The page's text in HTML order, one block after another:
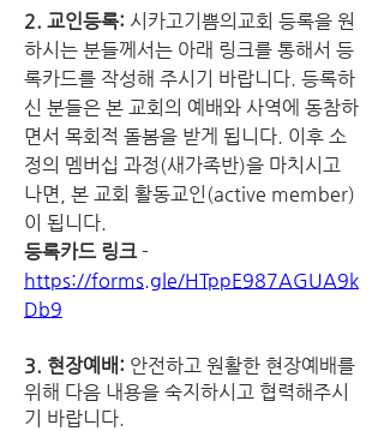
2. 교인등록: 시카고기쁨의교회 등록을 원
하시는 분들께서는 아래 링크를 통해서 등
록카드를 작성해 주시기 바랍니다. 등록하
신 분들은 본 교회의 예배와 사역에 동참하
면서 목회적 돌봄을 받게 됩니다. 이후 소
정의 멤버십 과정(새가족반)을 마치시고
나면, 본 교회 활동교인(active member)
이 됩니다.
등록카드 링크
https://forms.gle/HTppE987AGUA9k
Db9
3. 현장예배: 안전하고 원활한 현장예배를
위해 다음 내용을 숙지하시고 협력해주시
기 바랍니다.